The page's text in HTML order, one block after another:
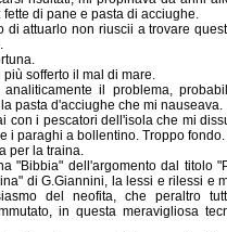
di pane e pasta di acciughe.
di attuarlo non riuscii a trovare
sofferto il mal di mare.
analiticamente il problema,
pasta d'acciughe che mi nauseava.
con i pescatori dell'isola che mi
i paraghi a bollentino. Troppo fondo.
per la traina.
"Bibbia" dell'argomento dal titolo
di G.Giannini, la lessi e rilessi e
del neofita, che peraltro
in questa meravigliosa